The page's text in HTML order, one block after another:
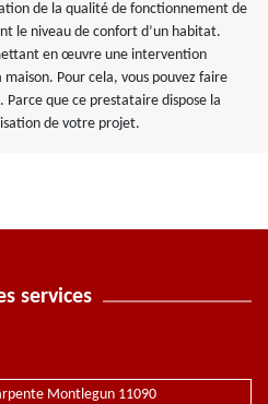
de la qualité de fonctionnement de
le niveau de confort d’un habitat.
en œuvre une intervention
Pour cela, vous pouvez faire
que ce prestataire dispose la
de votre projet.
services
Montlegun 11090